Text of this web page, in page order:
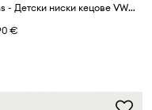
Vans - Детски ниски кецове VWWX6BT
€